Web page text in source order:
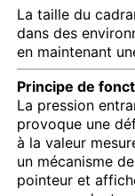
Manomètre
Manomètre
Types de
La taille du
dans des
en maintenant
Principe de
La pression
provoque une
à la valeur
un mécanisme
pointeur et